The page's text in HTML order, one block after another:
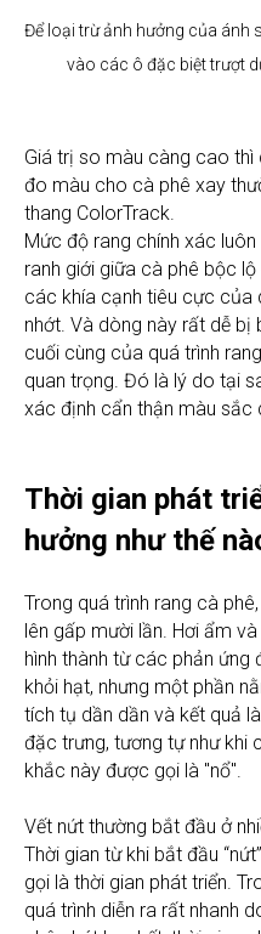
Để loại trừ ảnh hưởng của ánh
vào các ô đặc biệt trượt
Giá trị so màu càng cao
đo màu cho cà phê xay
thang ColorTrack.
Mức độ rang chính xác
ranh giới giữa cà phê bộc
các khía cạnh tiêu cực của
nhớt. Và dòng này rất dễ
cuối cùng của quá trình
quan trọng. Đó là lý do tại
xác định cẩn thận màu sắc
Thời gian phát
hưởng như thế
Trong quá trình rang cà
lên gấp mười lần. Hơi ẩm
hình thành từ các phản ứng
khỏi hạt, nhưng một phần
tích tụ dần dần và kết quả
đặc trưng, ​​tương tự như khi
khắc này được gọi là "nổ".
Vết nứt thường bắt đầu ở
Thời gian từ khi bắt đầu
gọi là thời gian phát triển.
quá trình diễn ra rất nhanh